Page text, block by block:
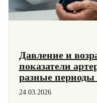
Давление и
показатели
разные
24.03.2026